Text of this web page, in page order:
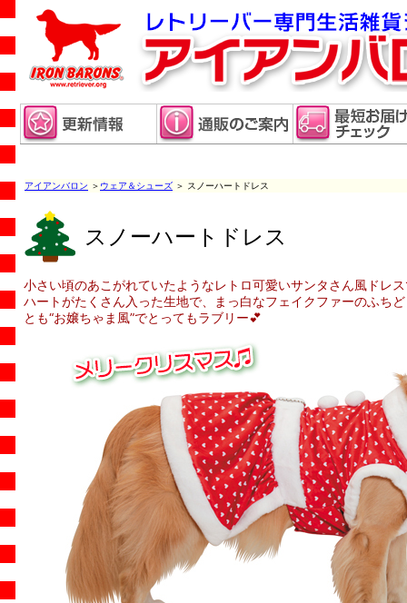
アイアンバロン ＞ ウェア＆シューズ ＞ スノーハートドレス
スノーハートドレス
小さい頃のあこがれていたようなレトロ可愛いサンタさん風ドレ
ハートがたくさん入った生地で、まっ白なフェイクファーのふち
とも“お嬢ちゃま風”でとってもラブリー💕